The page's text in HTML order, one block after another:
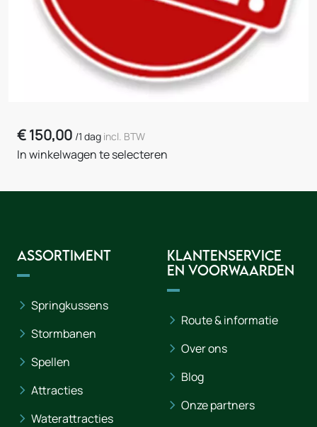
€150,00 /1 dag incl. BTW
In winkelwagen te selecteren
Assortiment
Springkussens
Stormbanen
Spellen
Attracties
Waterattracties
Klantenservice
en voorwaarden
Route & informatie
Over ons
Blog
Onze partners